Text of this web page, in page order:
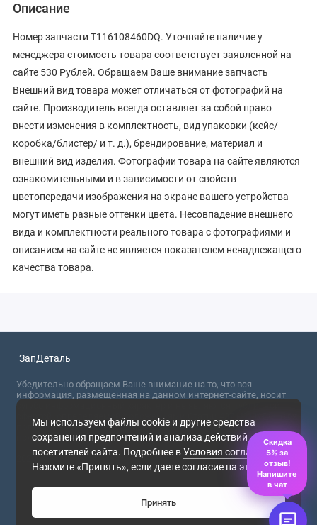
Описание
Номер запчасти T116108460DQ. Уточняйте наличие у
менеджера стоимость товара соответствует заявленной на
сайте 530 Рублей. Обращаем Ваше внимание запчасть
Внешний вид товара может отличаться от фотографий на
сайте. Производитель всегда оставляет за собой право
внести изменения в комплектность, вид упаковки (кейс/
коробка/блистер/ и т. д.), брендирование, материал и
внешний вид изделия. Фотографии товара на сайте являются
ознакомительными и в зависимости от свойств
цветопередачи изображения на экране вашего устройства
могут иметь разные оттенки цвета. Несовпадение внешнего
вида и комплектности реального товара с фотографиями и
описанием на сайте не является показателем ненадлежащего
качества товара.
Мы используем файлы cookie и другие средства
сохранения предпочтений и анализа действий
посетителей сайта. Подробнее вУсловия соглашения.
Нажмите «Принять», если даете согласие на это.
Принять
ЗапДеталь
Убедительно обращаем Ваше внимание на то, что вся
информация, размещенная на данном интернет-сайте, носит
сугубо информационный характер и не являются публичной
офертой, определяемой положениями Статьи 437 (2) ГК РФ. Для
получения точной информации о стоимости товаров,
пожалуйста, обращайтесь в ближайший офис продаж.
2026
Скидка
5% за
отзыв!
Напишите
в чат